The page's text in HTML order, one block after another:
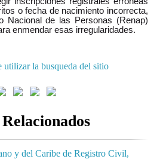
o fecha de nacimiento incorrecta,
Nacional de las Personas (Renap)
enmendar esas irregularidades.
utilizar la busqueda del sitio
y del Caribe de Registro Civil,